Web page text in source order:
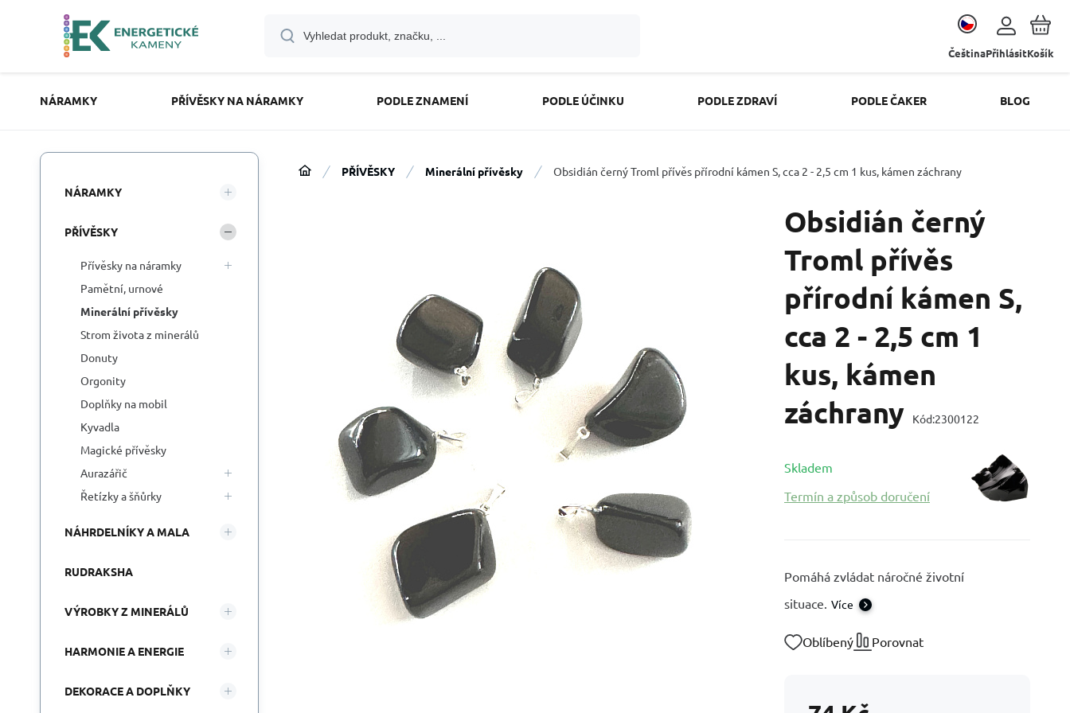
ČeštinaPřihlásitKošík
NÁRAMKY PŘÍVĚSKY NA NÁRAMKY PODLE ZNAMENÍ PODLE ÚČINKU PODLE ZDRAVÍ PODLE ČAKER BLOG
PŘÍVĚSKY Minerální přívěsky Obsidián černý Troml přívěs přírodní kámen S, cca 2 - 2,5 cm 1 kus, kámen záchrany
Obsidián černý
Troml přívěs
přírodní kámen S,
cca 2 - 2,5 cm 1
kus, kámen
záchrany
Kód:2300122
Skladem
Termín a způsob doručení
Pomáhá zvládat náročné životní
situace. Více
Oblíbený Porovnat
NÁRAMKY
PŘÍVĚSKY
Přívěsky na náramky
Pamětní, urnové
Minerální přívěsky
Strom života z minerálů
Donuty
Orgonity
Doplňky na mobil
Kyvadla
Magické přívěsky
Aurazářič
Řetízky a šňůrky
NÁHRDELNÍKY A MALA
RUDRAKSHA
VÝROBKY Z MINERÁLŮ
HARMONIE A ENERGIE
DEKORACE A DOPLŇKY